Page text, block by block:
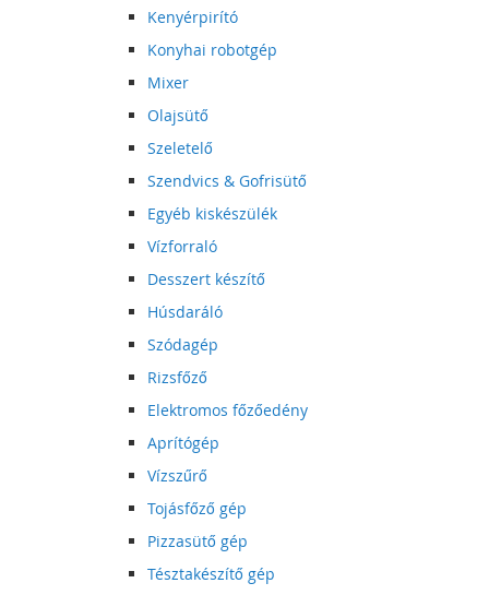
Kenyérpirító
Konyhai robotgép
Mixer
Olajsütő
Szeletelő
Szendvics & Gofrisütő
Egyéb kiskészülék
Vízforraló
Desszert készítő
Húsdaráló
Szódagép
Rizsfőző
Elektromos főzőedény
Aprítógép
Vízszűrő
Tojásfőző gép
Pizzasütő gép
Tésztakészítő gép